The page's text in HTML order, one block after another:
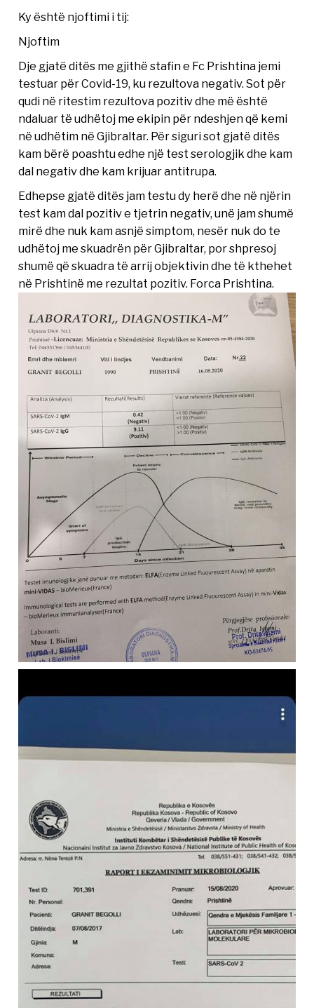
Ky është njoftimi i tij:
Njoftim
Dje gjatë ditës me gjithë stafin e Fc Prishtina jemi
testuar për Covid-19, ku rezultova negativ. Sot për
qudi në ritestim rezultova pozitiv dhe më është
ndaluar të udhëtoj me ekipin për ndeshjen që kemi
në udhëtim në Gjibraltar. Për siguri sot gjatë ditës
kam bërë poashtu edhe një test serologjik dhe kam
dal negativ dhe kam krijuar antitrupa.
Edhepse gjatë ditës jam testu dy herë dhe në njërin
test kam dal pozitiv e tjetrin negativ, unë jam shumë
mirë dhe nuk kam asnjë simptom, nesër nuk do te
udhëtoj me skuadrën për Gjibraltar, por shpresoj
shumë që skuadra të arrij objektivin dhe të kthehet
në Prishtinë me rezultat pozitiv. Forca Prishtina.